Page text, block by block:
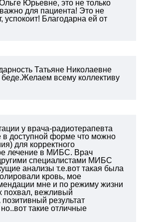
Юрьевне, это не только
для пациента! Это не
успокоит! Благодарна ей от
Татьяне Николаевне
всему коллективу
у врача-радиотерапевта
доступной форме что можно
для корректного
лечение в МИБС. Врач
специалистами МИБС
анализы т.е.вот такая была
кровь, мое
мне и по режиму жизни
похвал, вежливый
результат
такие отличные